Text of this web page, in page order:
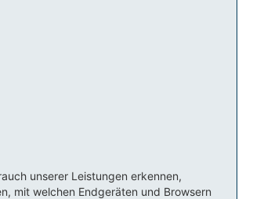
unserer Leistungen erkennen,
mit welchen Endgeräten und Browsern